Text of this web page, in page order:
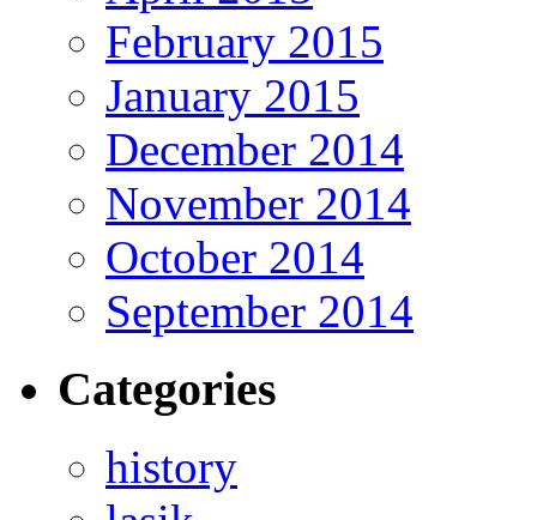
February 2015
January 2015
December 2014
November 2014
October 2014
September 2014
Categories
history